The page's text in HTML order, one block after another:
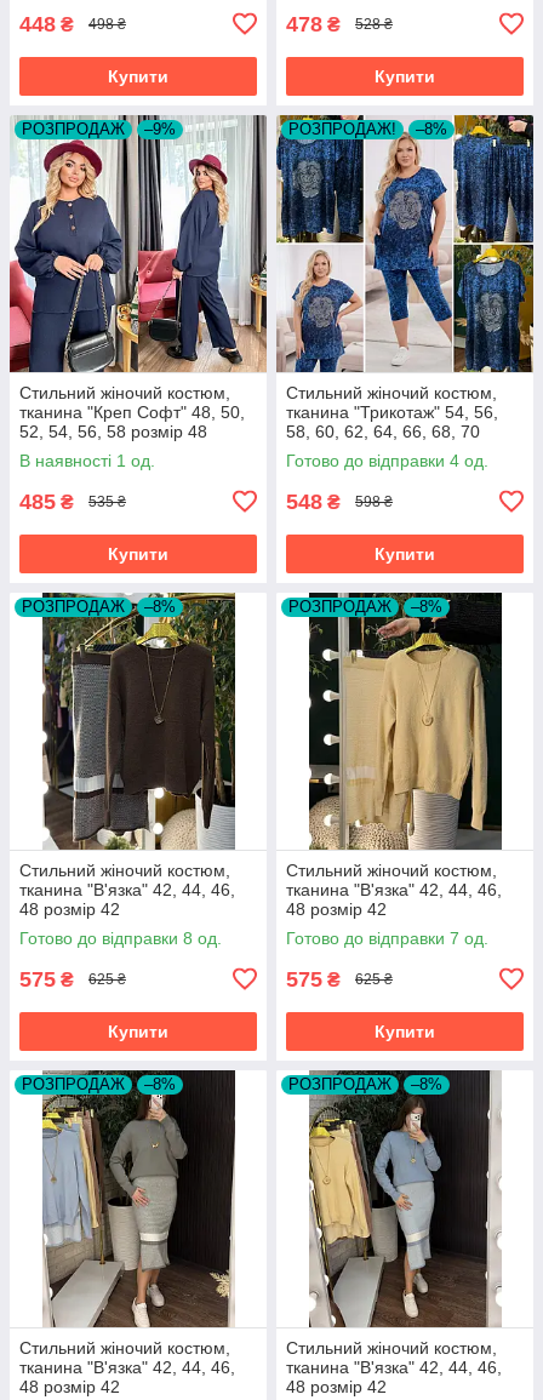
448 ₴ 498 ₴
Купити
478 ₴ 528 ₴
Купити
РОЗПРОДАЖ –9%
Стильний жіночий костюм,
тканина "Креп Софт" 48, 50,
52, 54, 56, 58 розмір 48
В наявності 1 од.
485 ₴ 535 ₴
Купити
РОЗПРОДАЖ! –8%
Стильний жіночий костюм,
тканина "Трикотаж" 54, 56,
58, 60, 62, 64, 66, 68, 70
розмір 54
Готово до відправки 4 од.
548 ₴ 598 ₴
Купити
РОЗПРОДАЖ –8%
Стильний жіночий костюм,
тканина "В'язка" 42, 44, 46,
48 розмір 42
Готово до відправки 8 од.
575 ₴ 625 ₴
Купити
РОЗПРОДАЖ –8%
Стильний жіночий костюм,
тканина "В'язка" 42, 44, 46,
48 розмір 42
Готово до відправки 7 од.
575 ₴ 625 ₴
Купити
РОЗПРОДАЖ –8%
Стильний жіночий костюм,
тканина "В'язка" 42, 44, 46,
48 розмір 42
РОЗПРОДАЖ –8%
Стильний жіночий костюм,
тканина "В'язка" 42, 44, 46,
48 розмір 42